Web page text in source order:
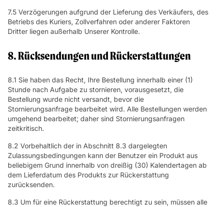
7.5 Verzögerungen aufgrund der Lieferung des Verkäufers, des
Betriebs des Kuriers, Zollverfahren oder anderer Faktoren
Dritter liegen außerhalb Unserer Kontrolle.
8. Rücksendungen und Rückerstattungen
8.1 Sie haben das Recht, Ihre Bestellung innerhalb einer (1)
Stunde nach Aufgabe zu stornieren, vorausgesetzt, die
Bestellung wurde nicht versandt, bevor die
Stornierungsanfrage bearbeitet wird. Alle Bestellungen werden
umgehend bearbeitet; daher sind Stornierungsanfragen
zeitkritisch.
8.2 Vorbehaltlich der in Abschnitt 8.3 dargelegten
Zulassungsbedingungen kann der Benutzer ein Produkt aus
beliebigem Grund innerhalb von dreißig (30) Kalendertagen ab
dem Lieferdatum des Produkts zur Rückerstattung
zurücksenden.
8.3 Um für eine Rückerstattung berechtigt zu sein, müssen alle